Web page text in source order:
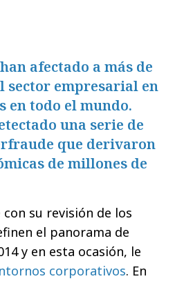
afectado a más de
sector empresarial en
en todo el mundo.
una serie de
que derivaron
de millones de
su revisión de los
el panorama de
y en esta ocasión, le
corporativos. En